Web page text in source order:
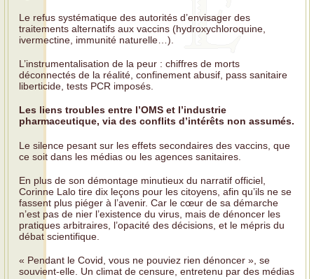
Le refus systématique des autorités d’envisager des
traitements alternatifs aux vaccins (hydroxychloroquine,
ivermectine, immunité naturelle…).
L’instrumentalisation de la peur : chiffres de morts
déconnectés de la réalité, confinement abusif, pass sanitaire
liberticide, tests PCR imposés.
Les liens troubles entre l’OMS et l’industrie
pharmaceutique, via des conflits d’intérêts non assumés.
Le silence pesant sur les effets secondaires des vaccins, que
ce soit dans les médias ou les agences sanitaires.
En plus de son démontage minutieux du narratif officiel,
Corinne Lalo tire dix leçons pour les citoyens, afin qu’ils ne se
fassent plus piéger à l’avenir. Car le cœur de sa démarche
n’est pas de nier l’existence du virus, mais de dénoncer les
pratiques arbitraires, l’opacité des décisions, et le mépris du
débat scientifique.
« Pendant le Covid, vous ne pouviez rien dénoncer », se
souvient-elle. Un climat de censure, entretenu par des médias